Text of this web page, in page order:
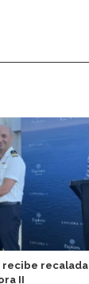
recibe recalada
II